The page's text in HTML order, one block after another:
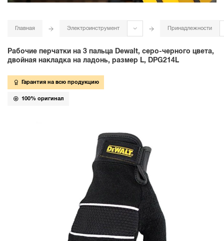
Главная Электроинструмент Принадлежности
Рабочие перчатки на 3 пальца Dewalt, серо-черного цвета,
двойная накладка на ладонь, размер L, DPG214L
Гарантия на всю продукцию
100% оригинал